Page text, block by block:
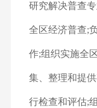
研究解决普查
全区经济普查;
作;组织实施全
集、整理和提
行检查和评估;